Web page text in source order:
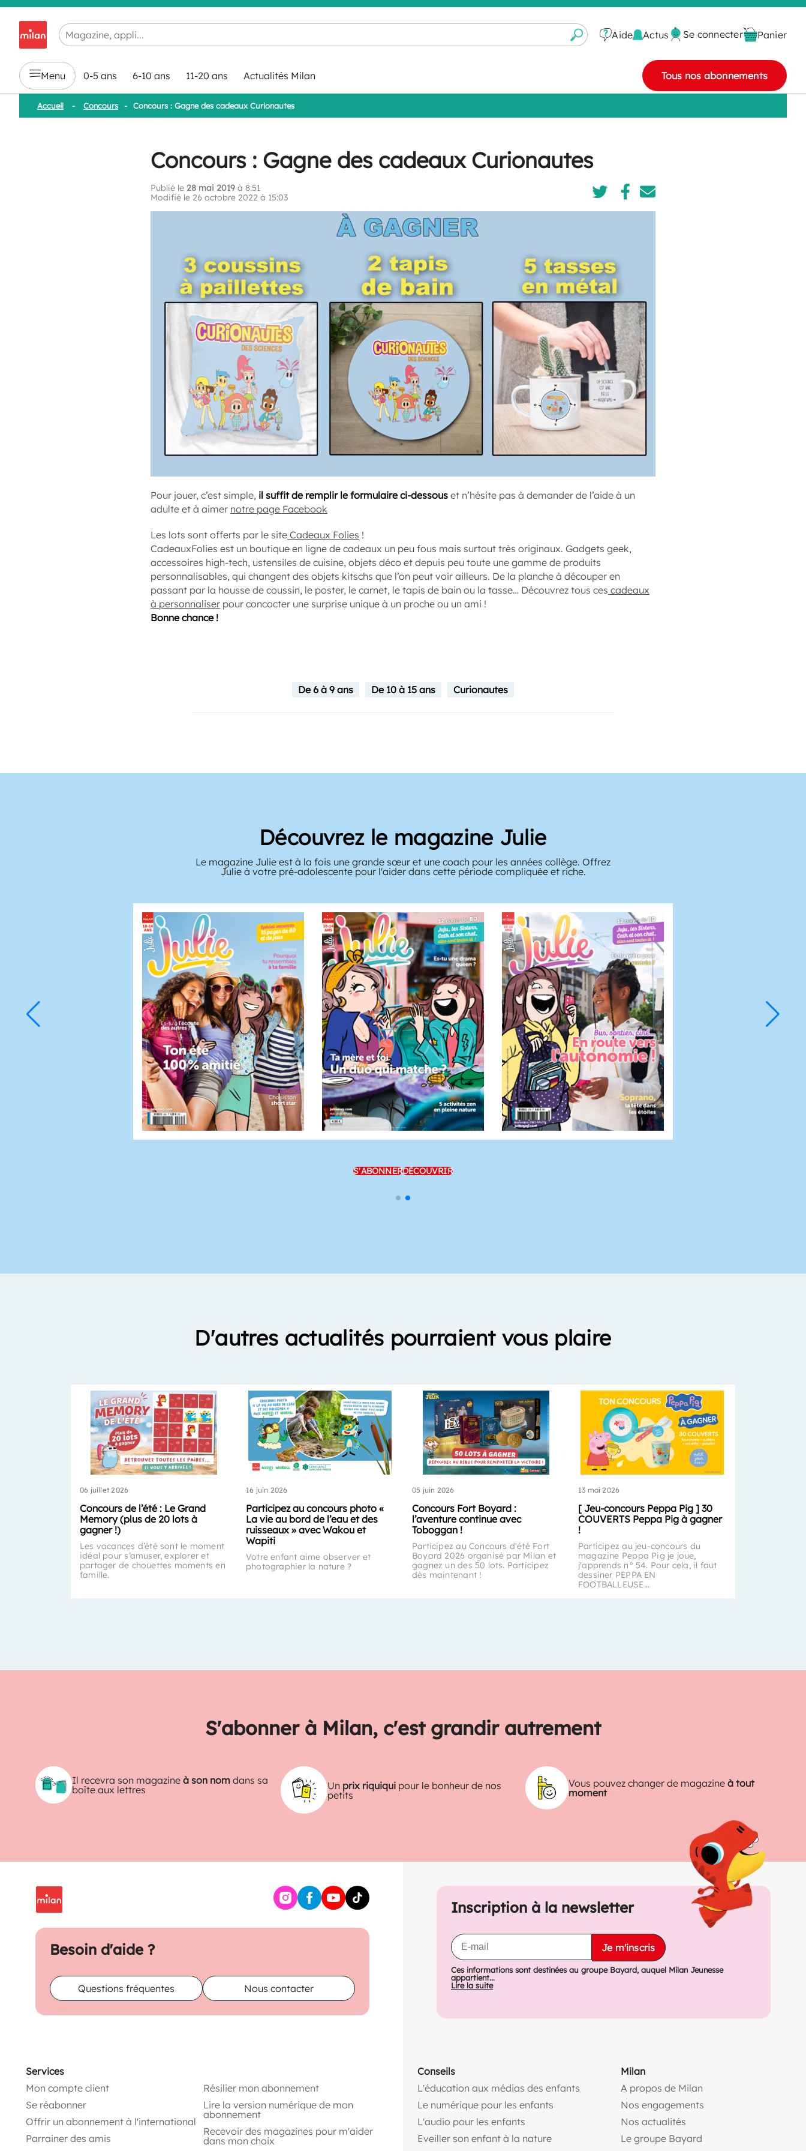
Chargement en cours...
Aide Actus Se connecter Panier
Menu 0-5 ans 6-10 ans 11-20 ans Actualités Milan Tous nos abonnements
Accueil - Concours - Concours : Gagne des cadeaux Curionautes
Concours : Gagne des cadeaux Curionautes
Publié le 28 mai 2019 à 8:51
Modifié le 26 octobre 2022 à 15:03
Pour jouer, c’est simple, il suffit de remplir le formulaire ci-dessous et n’hésite pas à demander de l’aide à un
adulte et à aimer notre page Facebook
Les lots sont offerts par le site Cadeaux Folies !
CadeauxFolies est un boutique en ligne de cadeaux un peu fous mais surtout très originaux. Gadgets geek,
accessoires high-tech, ustensiles de cuisine, objets déco et depuis peu toute une gamme de produits
personnalisables, qui changent des objets kitschs que l’on peut voir ailleurs. De la planche à découper en
passant par la housse de coussin, le poster, le carnet, le tapis de bain ou la tasse… Découvrez tous ces cadeaux
à personnaliser pour concocter une surprise unique à un proche ou un ami !
Bonne chance !
De 6 à 9 ans De 10 à 15 ans Curionautes
Découvrez le magazine Julie
Le magazine Julie est à la fois une grande sœur et une coach pour les années collège. Offrez
Julie à votre pré-adolescente pour l'aider dans cette période compliquée et riche.
S'ABONNERDÉCOUVRIR
D'autres actualités pourraient vous plaire
06 juillet 2026
Concours de l’été : Le Grand
Memory (plus de 20 lots à
gagner !)
Les vacances d’été sont le moment
idéal pour s’amuser, explorer et
partager de chouettes moments en
famille.
16 juin 2026
Participez au concours photo «
La vie au bord de l’eau et des
ruisseaux » avec Wakou et
Wapiti
Votre enfant aime observer et
photographier la nature ?
05 juin 2026
Concours Fort Boyard :
l’aventure continue avec
Toboggan !
Participez au Concours d'été Fort
Boyard 2026 organisé par Milan et
gagnez un des 50 lots. Participez
dès maintenant !
13 mai 2026
[ Jeu-concours Peppa Pig ] 30
COUVERTS Peppa Pig à gagner
!
Participez au jeu-concours du
magazine Peppa Pig je joue,
j'apprends n° 54. Pour cela, il faut
dessiner PEPPA EN
FOOTBALLEUSE...
S'abonner à Milan, c'est grandir autrement
Il recevra son magazineà son nom dans sa
boîte aux lettres
Un prix riquiqui pour le bonheur de nos
petits
Vous pouvez changer de magazine à tout
moment
Besoin d'aide ?
Questions fréquentes Nous contacter
Inscription à la newsletter
Je m'inscris
Ces informations sont destinées au groupe Bayard, auquel Milan Jeunesse
appartient...
Lire la suite
Services
Mon compte client
Se réabonner
Offrir un abonnement à l'international
Parrainer des amis
Résilier mon abonnement
Lire la version numérique de mon
abonnement
Recevoir des magazines pour m'aider
dans mon choix
Conseils
L'éducation aux médias des enfants
Le numérique pour les enfants
L'audio pour les enfants
Eveiller son enfant à la nature(ouvre une nouvelle fenêtre)
Milan
A propos de Milan
Nos engagements(ouvre une nouvelle
Nos actualités(ouvre une nouvelle
Le groupe Bayard(ouvre une nouvelle